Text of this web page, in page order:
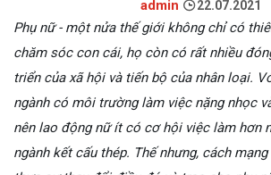
admin 22.07.2021
Phụ nữ - một nửa thế giới không chỉ có
chăm sóc con cái, họ còn có rất nhiều
triển của xã hội và tiến bộ của nhân loại.
ngành có môi trường làm việc nặng nhọc
nên lao động nữ ít có cơ hội việc làm hơn
ngành kết cấu thép. Thế nhưng, cách